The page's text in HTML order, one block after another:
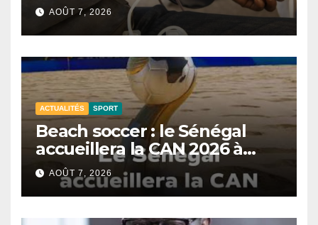
CNTS de Dakar.
AOÛT 7, 2026
ACTUALITÉS SPORT
Beach soccer : le Sénégal
accueillera la CAN 2026 à
Dakar.
AOÛT 7, 2026